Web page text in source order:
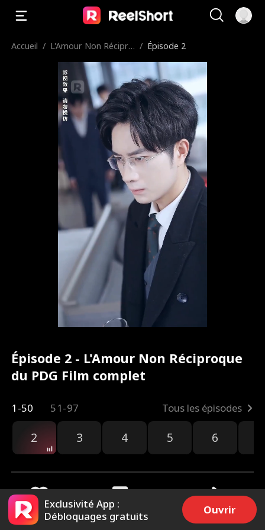
Accueil / L'Amour Non Récipro / Épisode 2
Épisode 2 - L'Amour Non Réciproque
du PDG Film complet
1-50 51-97 Tous les épisodes
2 3 4 5 6
2.8k 5k Partager
Exclusivité App :
Débloquages gratuits
Ouvrir